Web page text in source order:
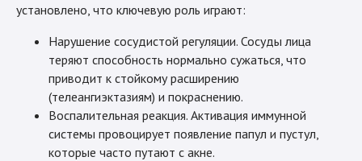
установлено, что ключевую роль играют:
Нарушение сосудистой регуляции. Сосуды лица
теряют способность нормально сужаться, что
приводит к стойкому расширению
(телеангиэктазиям) и покраснению.
Воспалительная реакция. Активация иммунной
системы провоцирует появление папул и пустул,
которые часто путают с акне.